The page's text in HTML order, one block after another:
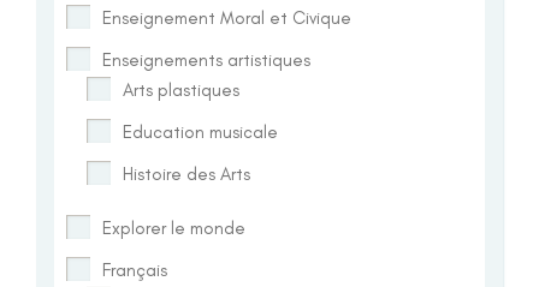
Enseignement Moral et Civique
Enseignements artistiques
Arts plastiques
Education musicale
Histoire des Arts
Explorer le monde
Français